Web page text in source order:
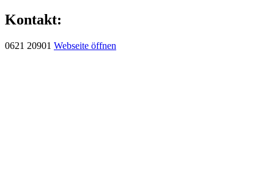
Kontakt:
0621 20901 Webseite öffnen